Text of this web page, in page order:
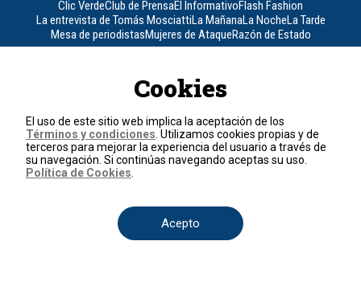
Clic VerdeClub de PrensaEl InformativoFlash Fashion
La entrevista de Tomás MosciattiLa MañanaLa NocheLa Tarde
Mesa de periodistasMujeres de AtaqueRazón de Estado
Informe de sostenibilidadCódigo de autorregulación
Ventas InternacionalesLínea ÉticaPrensa RCNOBA
Visite también
Noticias RCNRCN RadioLa República
Nuestra Tele Internacional
Fides
Un producto de RCN Televisión
RCN Total
Cookies
El uso de este sitio web implica la aceptación de los
Términos y condiciones . Utilizamos cookies propias y de
terceros para mejorar la experiencia del usuario a través de
su navegación. Si continúas navegando aceptas su uso.
Política de Cookies
Acepto